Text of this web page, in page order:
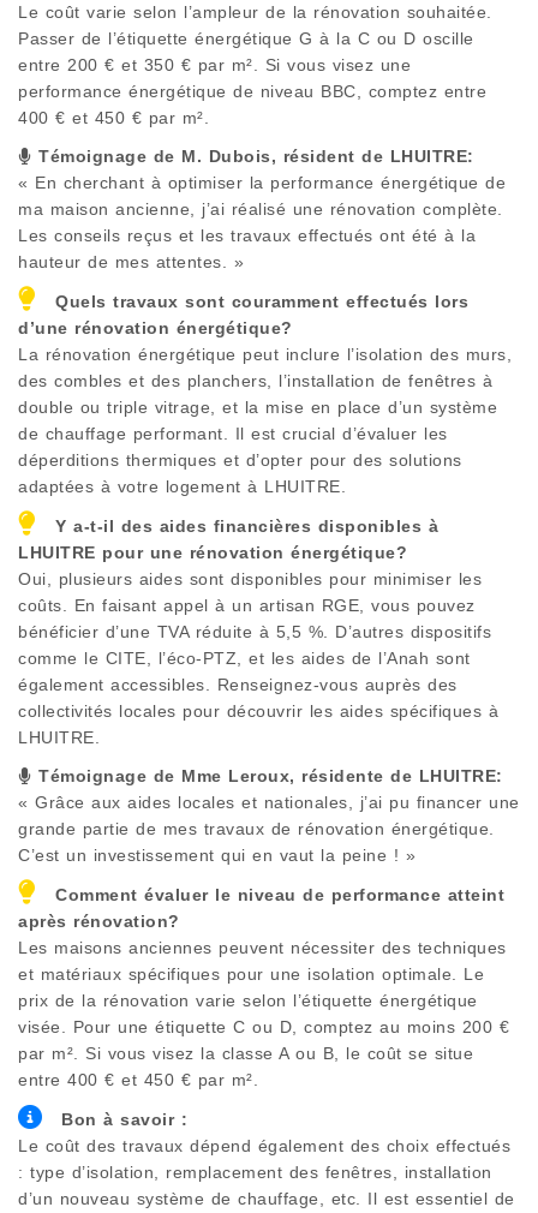
Le coût varie selon l’ampleur de la rénovation souhaitée.
Passer de l’étiquette énergétique G à la C ou D oscille
entre 200 € et 350 € par m². Si vous visez une
performance énergétique de niveau BBC, comptez entre
400 € et 450 € par m².
Témoignage de M. Dubois, résident de LHUITRE:
« En cherchant à optimiser la performance énergétique de
ma maison ancienne, j’ai réalisé une rénovation complète.
Les conseils reçus et les travaux effectués ont été à la
hauteur de mes attentes. »
Quels travaux sont couramment effectués lors
d’une rénovation énergétique?
La rénovation énergétique peut inclure l’isolation des murs,
des combles et des planchers, l’installation de fenêtres à
double ou triple vitrage, et la mise en place d’un système
de chauffage performant. Il est crucial d’évaluer les
déperditions thermiques et d’opter pour des solutions
adaptées à votre logement à LHUITRE
Y a-t-il des aides financières disponibles à
LHUITRE pour une rénovation énergétique?
Oui, plusieurs aides sont disponibles pour minimiser les
coûts. En faisant appel à un artisan RGE, vous pouvez
bénéficier d’une TVA réduite à 5,5 %. D’autres dispositifs
comme le CITE, l’éco-PTZ, et les aides de l’Anah sont
également accessibles. Renseignez-vous auprès des
collectivités locales pour découvrir les aides spécifiques à
LHUITRE
Témoignage de Mme Leroux, résidente de LHUITRE:
« Grâce aux aides locales et nationales, j’ai pu financer une
grande partie de mes travaux de rénovation énergétique.
C’est un investissement qui en vaut la peine ! »
Comment évaluer le niveau de performance atteint
après rénovation?
Les maisons anciennes peuvent nécessiter des techniques
et matériaux spécifiques pour une isolation optimale. Le
prix de la rénovation varie selon l’étiquette énergétique
visée. Pour une étiquette C ou D, comptez au moins 200 €
par m². Si vous visez la classe A ou B, le coût se situe
entre 400 € et 450 € par m².
Bon à savoir :
Le coût des travaux dépend également des choix effectués
: type d’isolation, remplacement des fenêtres, installation
d’un nouveau système de chauffage, etc. Il est essentiel de